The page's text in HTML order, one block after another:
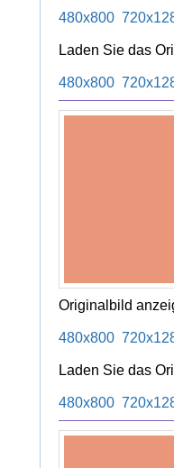
480x800
Laden Sie das
480x800
Originalbild
480x800
Laden Sie das
480x800